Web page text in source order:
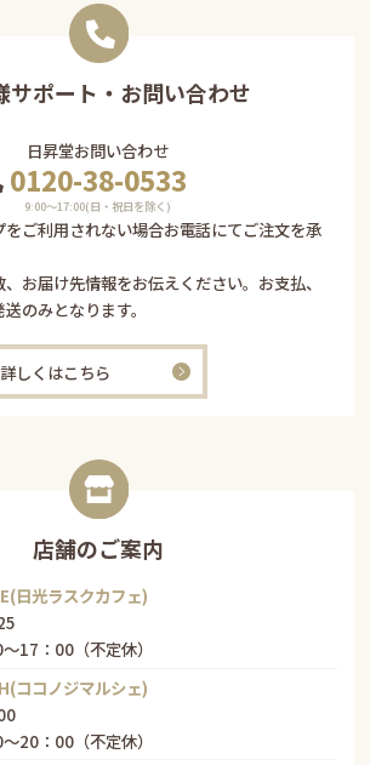
サポート・お問い合わせ
日昇堂お問い合わせ
0120-38-0533
9:00〜17:00(日・祝日を除く)
ご利用されない場合お電話にてご注文を承
お届け先情報をお伝えください。お支払、
のみとなります。
詳しくはこちら
店舗のご案内
日光ラスクカフェ)
17：00（不定休）
ココノジマルシェ)
20：00（不定休）